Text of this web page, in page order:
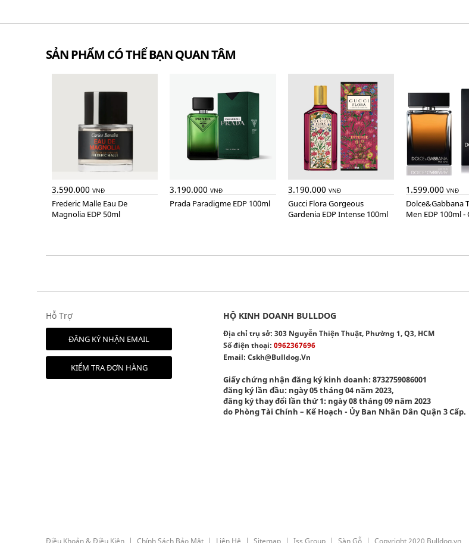
SẢN PHẨM CÓ THỂ BẠN QUAN TÂM
3.590.000 VNĐ
Frederic Malle Eau De
Magnolia EDP 50ml
3.190.000VNĐ
Prada Paradigme EDP 100ml
3.190.000 VNĐ
Gucci Flora Gorgeous
Gardenia EDP Intense 100ml
1.599.000 VNĐ
Dolce&Gabbana The One for
Men EDP 100ml -
Hỗ Trợ
ĐĂNG KÝ NHẬN EMAIL
KIỂM TRA ĐƠN HÀNG
HỘ KINH DOANH BULLDOG
Địa chỉ trụ sở: 303 Nguyễn Thiện Thuật, Phường 1, Q3, HCM
Số điện thoại: 0962367696
Email: Cskh@bulldog.vn
Giấy chứng nhận đăng ký kinh doanh: 8732759086001
đăng ký lần đầu: ngày 05 tháng 04 năm 2023,
đăng ký thay đổi lần thứ 1: ngày 08 tháng 09 năm 2023
do Phòng Tài Chính – Kế Hoạch - Ủy Ban Nhân Dân Quận 3 Cấp.